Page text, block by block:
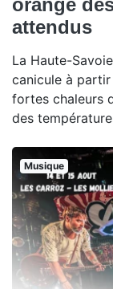
orange
attendus
La Haute-
canicule à
fortes chaleurs
des
Musique